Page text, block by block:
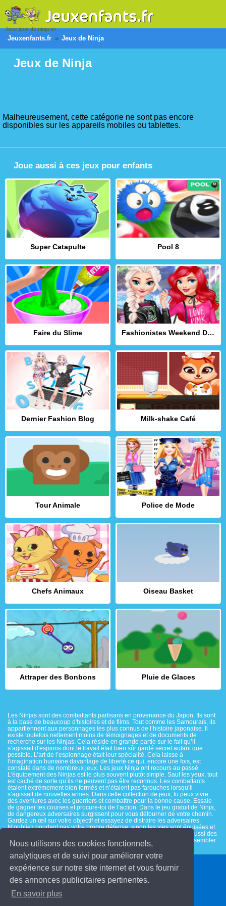
Nous utilisons des cookies fonctionnels,
analytiques et de suivi pour améliorer votre
expérience sur notre site internet et vous fournir
des annonces publicitaires pertinentes.
En savoir plus
Joue jeux de ninja ici
Jeuxenfants.fr Jeux de Ninja
Jeux de Ninja
Malheureusement, cette catégorie ne sont pas encore
disponibles sur les appareils mobiles ou tablettes.
Joue aussi à ces jeux pour enfants
Super Catapulte Pool 8
Faire du Slime Fashionistes Weekend Décontracté
Dernier Fashion Blog Milk-shake Café
Tour Animale Police de Mode
Chefs Animaux Oiseau Basket
Attraper des Bonbons Pluie de Glaces
Les Ninjas sont des combattants partisans en provenance du Japon. Ils sont
à la base de beaucoup d'histoires et de films. Tout comme les Samouraïs, ils
appartiennent aux personnages les plus connus de l’histoire japonaise. Il
existe toutefois nettement moins de témoignages et de documents de
recherche sur les Ninjas. Cela réside en grande partie sur le fait qu’il
s’agissait d'espions dont le travail était bien sûr gardé secret autant que
possible. L’art de l’espionnage était leur spécialité. Cela laisse à
l'imagination humaine davantage de liberté ce qui, encore une fois, est
constaté dans de nombreux jeux. Les jeux Ninja ont recours au passé.
L’équipement des Ninjas est le plus souvent plutôt simple. Sauf les yeux, tout
est caché de sorte qu’ils ne peuvent pas être reconnus. Les combattants
étaient extrêmement bien formés et n’étaient pas farouches lorsqu’il
s’agissait de nouvelles armes. Dans cette collection de jeux, tu peux vivre
des aventures avec les guerriers et combattre pour la bonne cause. Essaie
de gagner les courses et procure-toi de l’action. Dans le jeu gratuit de Ninja,
de dangereux adversaires surgissent pour vous détourner de votre chemin.
Gardez un œil sur votre objectif et essayez de distraire les adversaires.
N’oubliez pourtant pas votre propre défense, sinon les vies sont épuisées et
vous recommencez. Un jeu connu s’appelle Ninjago. Mais il existe aussi des
jeux plus calmes où tu peux par exemple illustrer un coloriage ou assembler
un puzzle.
© 2026 Jeuxenfants.fr
Contact